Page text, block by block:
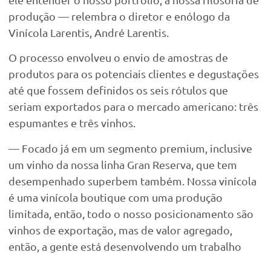
produção — relembra o diretor e enólogo da
Vinícola Larentis, André Larentis.
O processo envolveu o envio de amostras de
produtos para os potenciais clientes e degustações
até que fossem definidos os seis rótulos que
seriam exportados para o mercado americano: três
espumantes e três vinhos.
— Focado já em um segmento premium, inclusive
um vinho da nossa linha Gran Reserva, que tem
desempenhado superbem também. Nossa vinícola
é uma vinícola boutique com uma produção
limitada, então, todo o nosso posicionamento são
vinhos de exportação, mas de valor agregado,
então, a gente está desenvolvendo um trabalho